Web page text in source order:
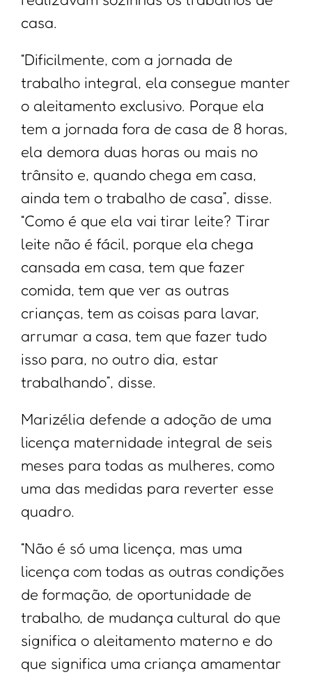
casa.
“Dificilmente, com a jornada de
trabalho integral, ela consegue manter
o aleitamento exclusivo. Porque ela
tem a jornada fora de casa de 8 horas,
ela demora duas horas ou mais no
trânsito e, quando chega em casa,
ainda tem o trabalho de casa”, disse.
“Como é que ela vai tirar leite? Tirar
leite não é fácil, porque ela chega
cansada em casa, tem que fazer
comida, tem que ver as outras
crianças, tem as coisas para lavar,
arrumar a casa, tem que fazer tudo
isso para, no outro dia, estar
trabalhando”, disse.
Marizélia defende a adoção de uma
licença maternidade integral de seis
meses para todas as mulheres, como
uma das medidas para reverter esse
quadro.
“Não é só uma licença, mas uma
licença com todas as outras condições
de formação, de oportunidade de
trabalho, de mudança cultural do que
significa o aleitamento materno e do
que significa uma criança amamentar